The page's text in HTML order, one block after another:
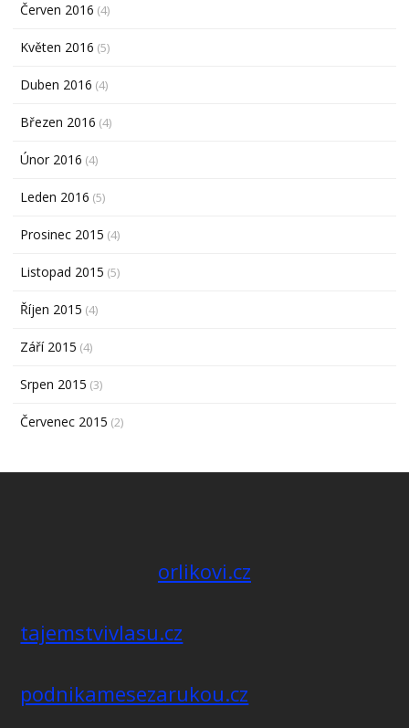
Červen 2016 (4)
Květen 2016 (5)
Duben 2016 (4)
Březen 2016 (4)
Únor 2016 (4)
Leden 2016 (5)
Prosinec 2015 (4)
Listopad 2015 (5)
Říjen 2015 (4)
Září 2015 (4)
Srpen 2015 (3)
Červenec 2015 (2)
orlikovi.cz
tajemstvivlasu.cz
podnikamesezarukou.cz